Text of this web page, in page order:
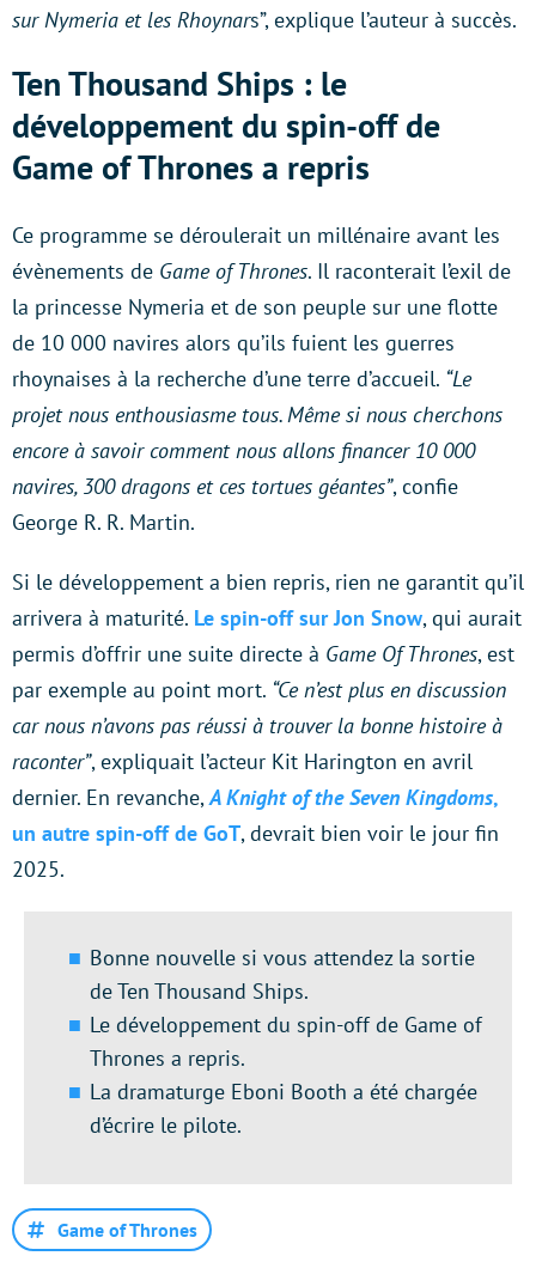
sur Nymeria et les Rhoynars”, explique l’auteur à succès.
Ten Thousand Ships : le
développement du spin-off de
Game of Thrones a repris
Ce programme se déroulerait un millénaire avant les
évènements de Game of Thrones. Il raconterait l’exil de
la princesse Nymeria et de son peuple sur une flotte
de 10 000 navires alors qu’ils fuient les guerres
rhoynaises à la recherche d’une terre d’accueil. “Le
projet nous enthousiasme tous. Même si nous cherchons
encore à savoir comment nous allons financer 10 000
navires, 300 dragons et ces tortues géantes”, confie
George R. R. Martin.
Si le développement a bien repris, rien ne garantit qu’il
arrivera à maturité. Le spin-off sur Jon Snow, qui aurait
permis d’offrir une suite directe à Game Of Thrones, est
par exemple au point mort. “Ce n’est plus en discussion
car nous n’avons pas réussi à trouver la bonne histoire à
raconter”, expliquait l’acteur Kit Harington en avril
dernier. En revanche,A Knight of the Seven Kingdoms,
un autre spin-off de GoT, devrait bien voir le jour fin
2025.
Bonne nouvelle si vous attendez la sortie
de Ten Thousand Ships.
Le développement du spin-off de Game of
Thrones a repris.
La dramaturge Eboni Booth a été chargée
d’écrire le pilote.
Game of Thrones